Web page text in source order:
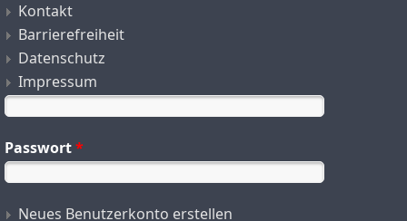
Kontakt
Barrierefreiheit
Datenschutz
Impressum
Passwort*
Neues Benutzerkonto erstellen